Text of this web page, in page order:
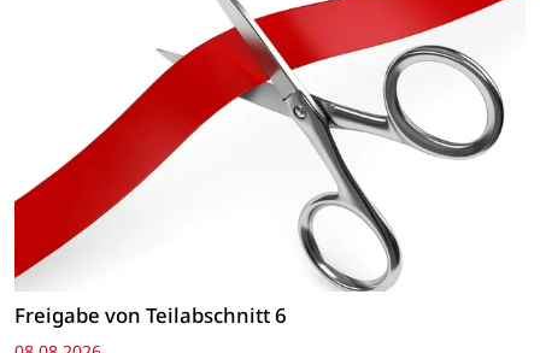
Freigabe von Teilabschnitt 6